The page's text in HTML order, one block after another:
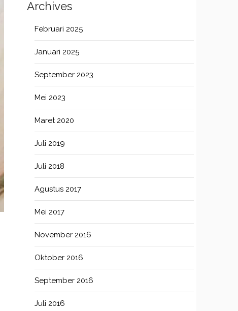
Archives
Februari 2025
Januari 2025
September 2023
Mei 2023
Maret 2020
Juli 2019
Juli 2018
Agustus 2017
Mei 2017
November 2016
Oktober 2016
September 2016
Juli 2016